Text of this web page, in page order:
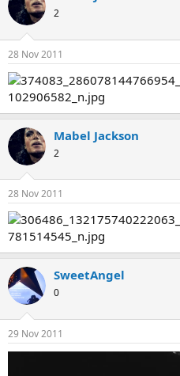
2
28 Nov 2011
Mabel Jackson
2
28 Nov 2011
SweetAngel
0
29 Nov 2011